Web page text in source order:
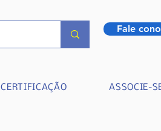
Fale
CERTIFICAÇÃO ASSOCIE-